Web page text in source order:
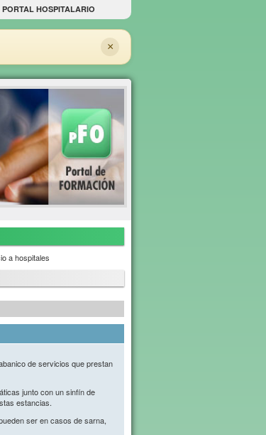
PORTAL HOSPITALARIO
×
a hospitales
de servicios que prestan
junto con un sinfín de
estancias.
ser en casos de sarna,